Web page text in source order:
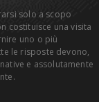
solo a scopo
costituisce una visita
uno o più
le risposte devono,
e assolutamente